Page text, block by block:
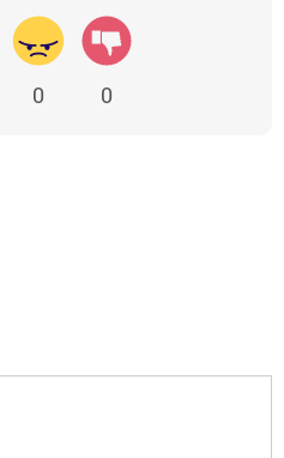
0 0